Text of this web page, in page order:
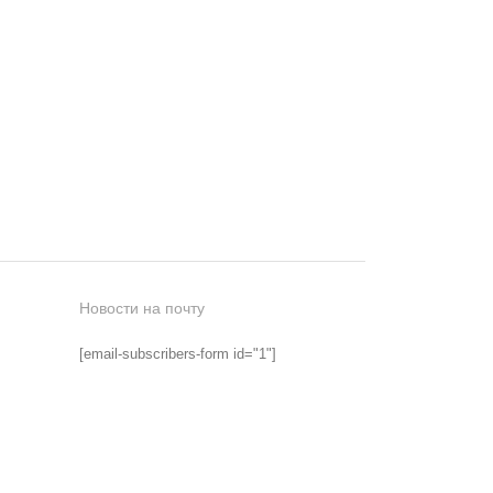
Новости на почту
[email-subscribers-form id="1"]